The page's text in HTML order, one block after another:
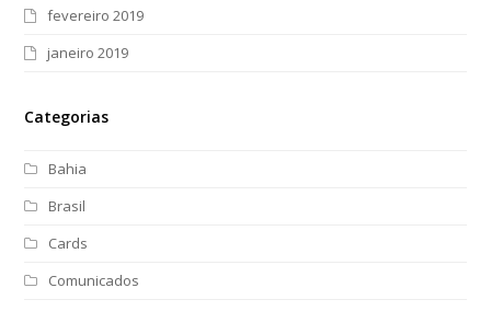
fevereiro 2019
janeiro 2019
Categorias
Bahia
Brasil
Cards
Comunicados